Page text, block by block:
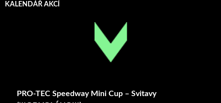
KALENDÁŘ AKCÍ
PRO-TEC Speedway Mini Cup – Svitavy